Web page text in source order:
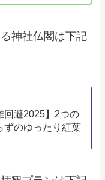
神社仏閣は下記
回避2025】2つの
ずのゆったり紅葉